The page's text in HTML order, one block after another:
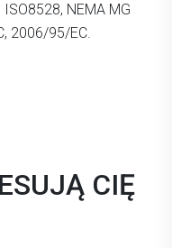
NEMA MG
2006/95/EC.
CIĘ